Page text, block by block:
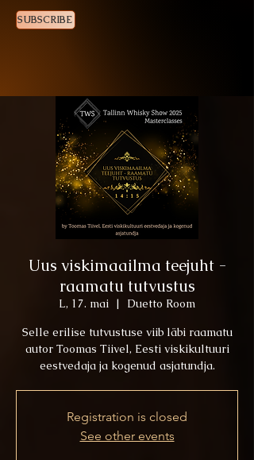
SUBSCRIBE
Uus viskimaailma teejuht -
raamatu tutvustus
L, 17. mai
  |
Duetto Room
Selle erilise tutvustuse viib läbi raamatu
autor Toomas Tiivel, Eesti viskikultuuri
eestvedaja ja kogenud asjatundja.
Registration is closed
See other events